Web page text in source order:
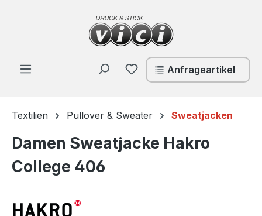
Zum Hauptinhalt springen
Du hast 0 Produkte auf
Anfrageartikel
Textilien Pullover & Sweater Sweatjacken
Damen Sweatjacke Hakro
College 406